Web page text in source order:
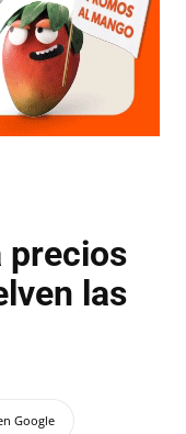
precios
las
Google